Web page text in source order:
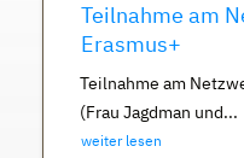
Teilnahme am
Erasmus+
Teilnahme am
(Frau Jagdman und...
weiter lesen